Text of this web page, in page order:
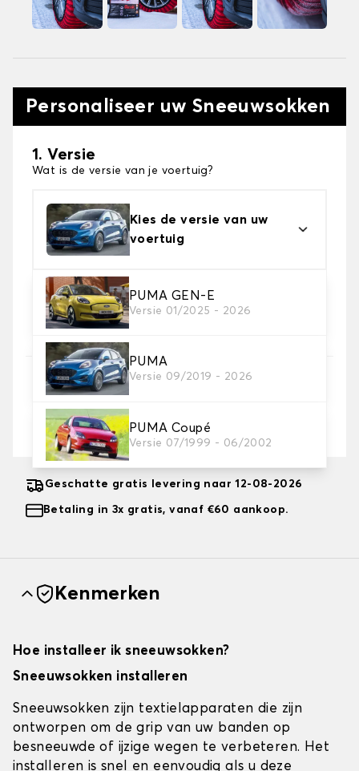
Personaliseer uw Sneeuwsokken
1. Versie
Wat is de versie van je voertuig?
Kies de versie van uw
voertuig
PUMA GEN-E
Versie 01/2025 - 2026
PUMA
Versie 09/2019 - 2026
PUMA Coupé
Versie 07/1999 - 06/2002
2. Sokken afwerken
Kies de juiste sneeuwsokken voor uw behoeftes
3. Afmetingen
Voer uw bandenmaat in
Waar vind ik mijn bandenmaat?
Geschatte gratis levering naar 12-08-2026
Betaling in 3x gratis, vanaf €60 aankoop.
Kenmerken
Hoe installeer ik sneeuwsokken?
Sneeuwsokken installeren
Sneeuwsokken zijn textielapparaten die zijn
ontworpen om de grip van uw banden op
besneeuwde of ijzige wegen te verbeteren. Het
installeren is snel en eenvoudig als u deze